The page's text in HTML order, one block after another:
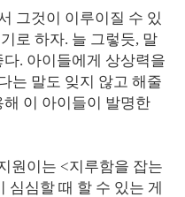
그것이 이루이질 수 있
로 하자. 늘 그렇듯, 말
. 아이들에게 상상력을
는 말도 잊지 않고 해줄
이 아이들이 발명한
원이는 <지루함을 잡는
심심할 때 할 수 있는 게